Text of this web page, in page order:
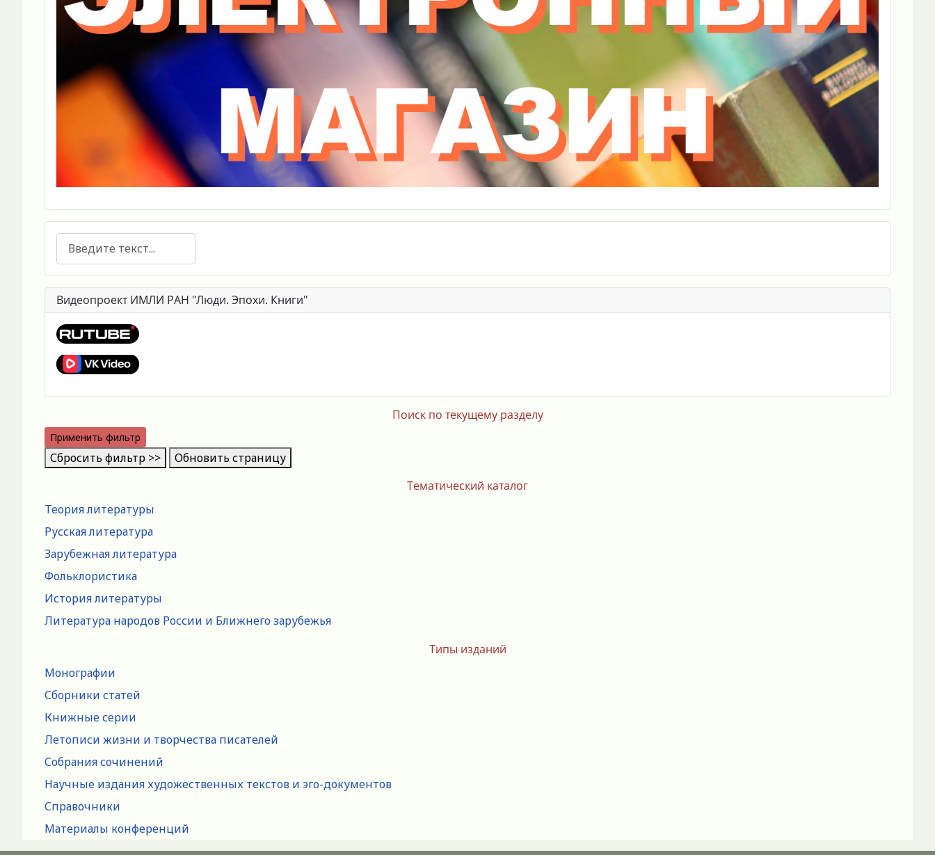
Тематический каталог
Теория литературы
Русская литература
Зарубежная литература
Фольклористика
История литературы
Литература народов России и Ближнего зарубежья
Типы изданий
Монографии
Сборники статей
Книжные серии
Летописи жизни и творчества писателей
Собрания сочинений
Научные издания художественных текстов и эго-документов
Справочники
Материалы конференций
Поиск
Видеопроект ИМЛИ РАН "Люди. Эпохи. Книги"
Поиск по текущему разделу
Применить фильтр
Сбросить фильтр >> Обновить страницу